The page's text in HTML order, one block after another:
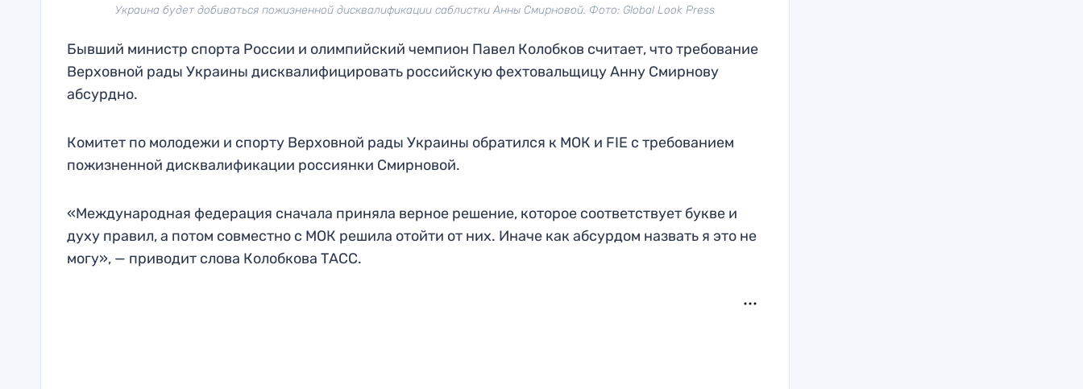
Украина будет добиваться пожизненной дисквалификации саблистки Анны Смирновой. Фото: Global Look Press
Бывший министр спорта России и олимпийский чемпион Павел Колобков считает, что требование
Верховной рады Украины дисквалифицировать российскую фехтовальщицу Анну Смирнову
абсурдно.
Комитет по молодежи и спорту Верховной рады Украины обратился к МОК и FIE с требованием
пожизненной дисквалификации россиянки Смирновой.
«Международная федерация сначала приняла верное решение, которое соответствует букве и
духу правил, а потом совместно с МОК решила отойти от них. Иначе как абсурдом назвать я это не
могу», — приводит слова Колобкова ТАСС.